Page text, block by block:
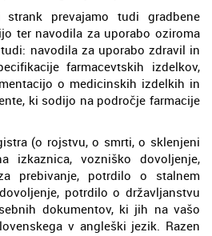
prevajamo tudi gradbene
ter navodila za uporabo oziroma
navodila za uporabo zdravil in
farmacevtskih izdelkov,
o medicinskih izdelkih in
ki sodijo na področje farmacije
(o rojstvu, o smrti, o sklenjeni
izkaznica, vozniško dovoljenje,
prebivanje, potrdilo o stalnem
potrdilo o državljanstvu
dokumentov, ki jih na vašo
v angleški jezik. Razen